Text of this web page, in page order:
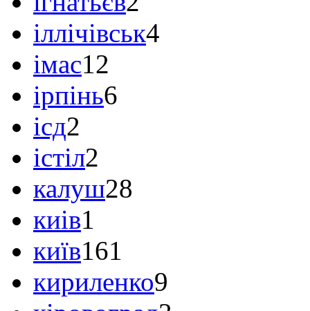
іллічівськ4
імас12
ірпінь6
ісд2
істіл2
калуш28
киів1
київ161
кириленко9